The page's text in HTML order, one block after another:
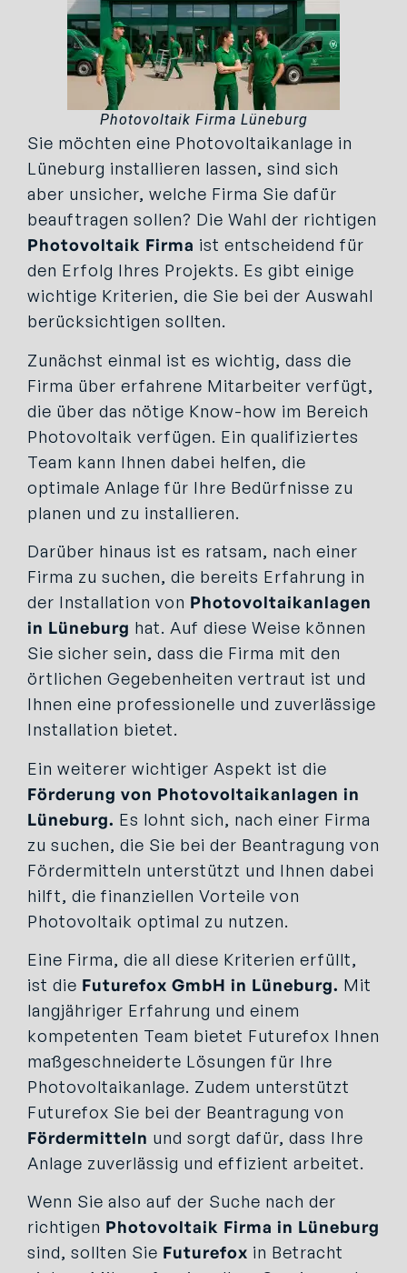
Photovoltaik Firma Lüneburg
Sie möchten eine Photovoltaikanlage in
Lüneburg installieren lassen, sind sich
aber unsicher, welche Firma Sie dafür
beauftragen sollen? Die Wahl der richtigen
Photovoltaik Firma ist entscheidend für
den Erfolg Ihres Projekts. Es gibt einige
wichtige Kriterien, die Sie bei der Auswahl
berücksichtigen sollten.
Zunächst einmal ist es wichtig, dass die
Firma über erfahrene Mitarbeiter verfügt,
die über das nötige Know-how im Bereich
Photovoltaik verfügen. Ein qualifiziertes
Team kann Ihnen dabei helfen, die
optimale Anlage für Ihre Bedürfnisse zu
planen und zu installieren.
Darüber hinaus ist es ratsam, nach einer
Firma zu suchen, die bereits Erfahrung in
der Installation von Photovoltaikanlagen
in Lüneburg hat. Auf diese Weise können
Sie sicher sein, dass die Firma mit den
örtlichen Gegebenheiten vertraut ist und
Ihnen eine professionelle und zuverlässige
Installation bietet.
Ein weiterer wichtiger Aspekt ist die
Förderung von Photovoltaikanlagen in
Lüneburg. Es lohnt sich, nach einer Firma
zu suchen, die Sie bei der Beantragung von
Fördermitteln unterstützt und Ihnen dabei
hilft, die finanziellen Vorteile von
Photovoltaik optimal zu nutzen.
Eine Firma, die all diese Kriterien erfüllt,
ist die Futurefox GmbH in Lüneburg. Mit
langjähriger Erfahrung und einem
kompetenten Team bietet Futurefox Ihnen
maßgeschneiderte Lösungen für Ihre
Photovoltaikanlage. Zudem unterstützt
Futurefox Sie bei der Beantragung von
Fördermitteln und sorgt dafür, dass Ihre
Anlage zuverlässig und effizient arbeitet.
Wenn Sie also auf der Suche nach der
richtigen Photovoltaik Firma in Lüneburg
sind, sollten Sie Futurefox in Betracht